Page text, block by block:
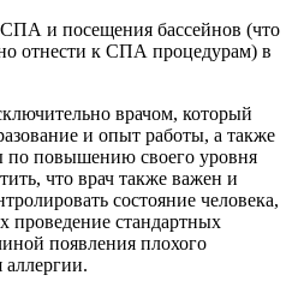
и посещения бассейнов (что
отнести к СПА процедурам) в
врачом, который
и опыт работы, а также
по повышению своего уровня
что врач также важен и
состояние человека,
проведение стандартных
появления плохого
аллергии.